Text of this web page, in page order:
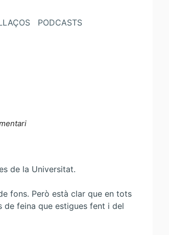
PODCASTS
a
treballar…
de la Universitat.
fons. Però està clar que en tots
feina que estigues fent i del